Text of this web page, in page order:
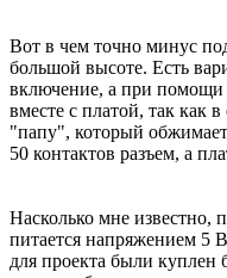
Вот в чем точно минус
большой высоте. Есть
включение, а при помощи
вместе с платой, так как
"папу", который
50 контактов разъем, а
Насколько мне известно,
питается напряжением 5
для проекта были